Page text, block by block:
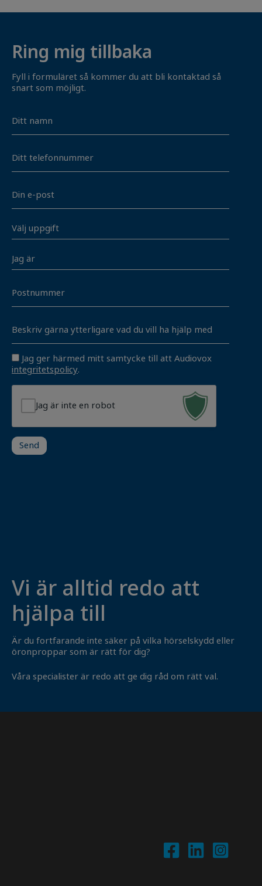
Ring mig tillbaka
Fyll i formuläret så kommer du att bli kontaktad så
snart som möjligt.
mail
Vælg
opgave
Jeg
er
Consent
Jag ger härmed mitt samtycke till att Audiovox
integritetspolicy.
Jag är inte en robot
Send
Vi är alltid redo att
hjälpa till
Är du fortfarande inte säker på vilka hörselskydd eller
öronproppar som är rätt för dig?
Våra specialister är redo att ge dig råd om rätt val.